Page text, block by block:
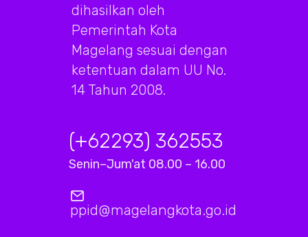
dihasilkan oleh
Pemerintah Kota
Magelang sesuai dengan
ketentuan dalam UU No.
14 Tahun 2008.
(+62293) 362553
Senin–Jum'at 08.00 – 16.00
ppid@magelangkota.go.id